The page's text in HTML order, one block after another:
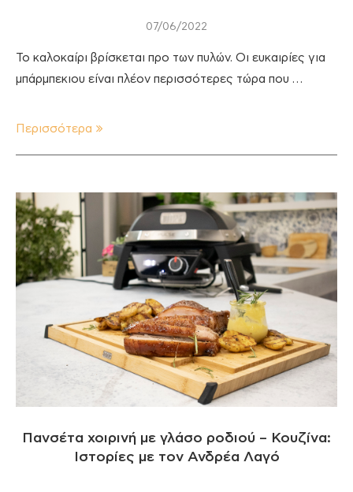
07/06/2022
Το καλοκαίρι βρίσκεται προ των πυλών. Οι ευκαιρίες για
μπάρμπεκιου είναι πλέον περισσότερες τώρα που …
Περισσότερα
Πανσέτα χοιρινή με γλάσο ροδιού – Κουζίνα:
Ιστορίες με τον Ανδρέα Λαγό